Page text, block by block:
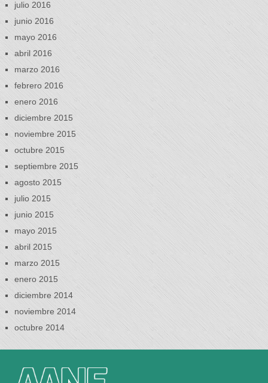
julio 2016
junio 2016
mayo 2016
abril 2016
marzo 2016
febrero 2016
enero 2016
diciembre 2015
noviembre 2015
octubre 2015
septiembre 2015
agosto 2015
julio 2015
junio 2015
mayo 2015
abril 2015
marzo 2015
enero 2015
diciembre 2014
noviembre 2014
octubre 2014